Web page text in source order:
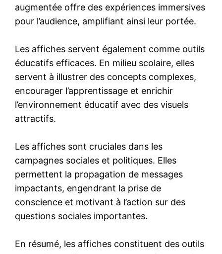
augmentée offre des expériences immersives
pour l’audience, amplifiant ainsi leur portée.
Les affiches servent également comme outils
éducatifs efficaces. En milieu scolaire, elles
servent à illustrer des concepts complexes,
encourager l’apprentissage et enrichir
l’environnement éducatif avec des visuels
attractifs.
Les affiches sont cruciales dans les
campagnes sociales et politiques. Elles
permettent la propagation de messages
impactants, engendrant la prise de
conscience et motivant à l’action sur des
questions sociales importantes.
En résumé, les affiches constituent des outils